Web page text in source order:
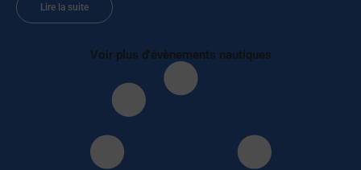
Lire la suite
Voir plus d'évènements nautiques